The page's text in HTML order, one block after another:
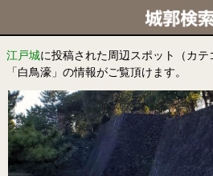
江戸城に投稿された周辺スポット（カテ
「白鳥濠」の情報がご覧頂けます。